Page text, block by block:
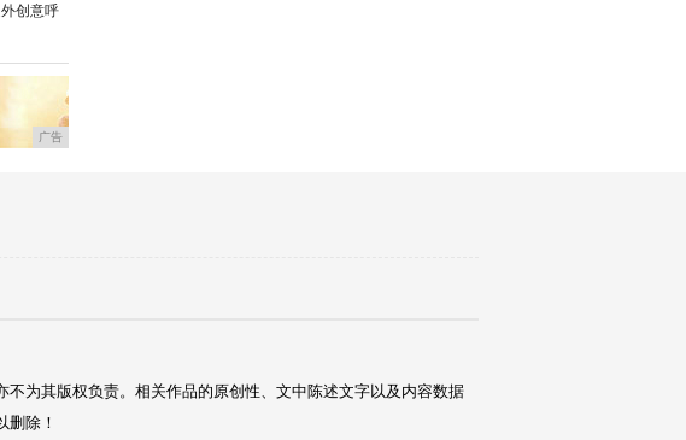
创意呼
广告
为其版权负责。相关作品的原创性、文中陈述文字以及内容数据
删除！